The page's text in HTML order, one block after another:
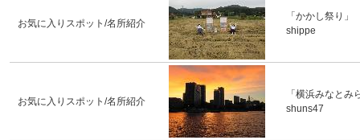
お気に入りスポット/名所紹介
「かかし祭り」
shippe
お気に入りスポット/名所紹介
「横浜みなとみ
shuns47